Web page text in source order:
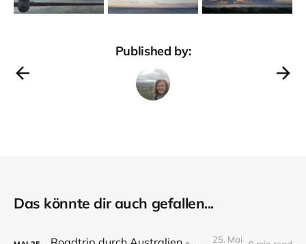
Published by:
Das könnte dir auch gefallen...
25. Mai